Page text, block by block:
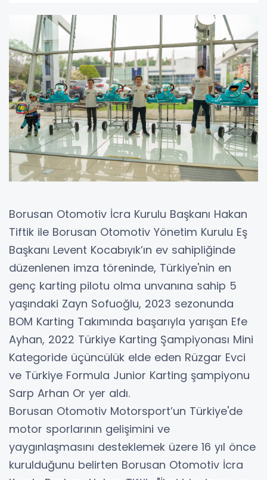
Borusan Otomotiv İcra Kurulu Başkanı Hakan
Tiftik ile Borusan Otomotiv Yönetim Kurulu Eş
Başkanı Levent Kocabıyık’ın ev sahipliğinde
düzenlenen imza töreninde, Türkiye'nin en
genç karting pilotu olma unvanına sahip 5
yaşındaki Zayn Sofuoğlu, 2023 sezonunda
BOM Karting Takımında başarıyla yarışan Efe
Ayhan, 2022 Türkiye Karting Şampiyonası Mini
Kategoride üçüncülük elde eden Rüzgar Evci
ve Türkiye Formula Junior Karting şampiyonu
Sarp Arhan Or yer aldı.
Borusan Otomotiv Motorsport’un Türkiye'de
motor sporlarının gelişimini ve
yaygınlaşmasını desteklemek üzere 16 yıl önce
kurulduğunu belirten Borusan Otomotiv İcra